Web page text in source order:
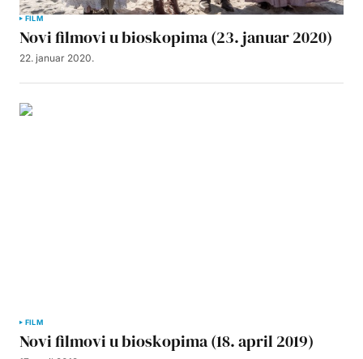
FILM
Novi filmovi u bioskopima (23. januar 2020)
22. januar 2020.
FILM
Novi filmovi u bioskopima (18. april 2019)